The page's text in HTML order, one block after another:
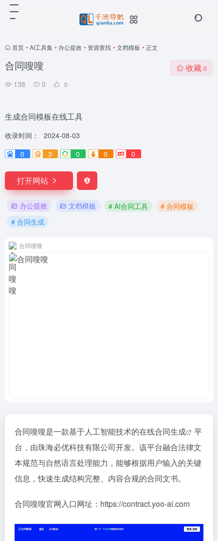
首页 • AI工具集 • 办公提效 • 资源查找 • 文档模板 • 正文
合同嗖嗖
138 0 0
收藏 0
生成合同模板在线工具
收录时间：
2024-08-03
0
3 0 0 0
打开网站
办公提效 文档模板 # AI合同工具
# 合同模板
# 合同生成
合同嗖嗖
合同嗖嗖是一款基于人工智能技术的在线合同生成
平
台，由珠海必优科技有限公司开发。该平台融合法律文
本规范与自然语言处理能力，能够根据用户输入的关键
信息，快速生成结构完整、内容合规的合同文书。
合同嗖嗖官网入口网址：https://contract.yoo-ai.com